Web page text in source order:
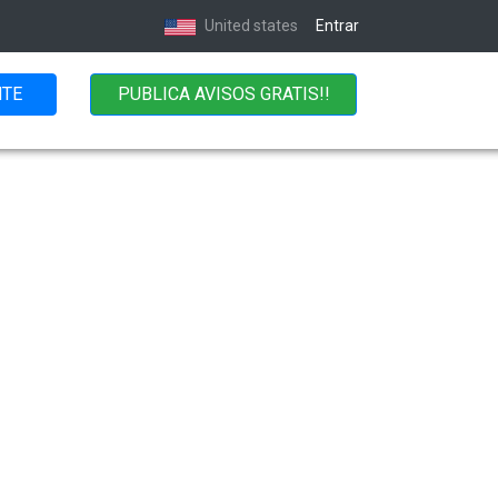
United states Entrar
PUBLICA AVISOS GRATIS!!